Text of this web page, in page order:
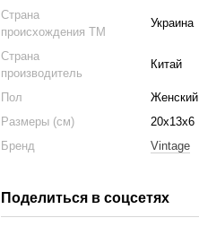
Страна
происхождения ТМ
Украина
Страна
производитель
Китай
Пол
Женский
Размеры (см)
20х13х6
Бренд
Vintage
Поделиться в соцсетях